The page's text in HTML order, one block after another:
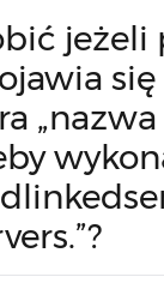
jeżeli